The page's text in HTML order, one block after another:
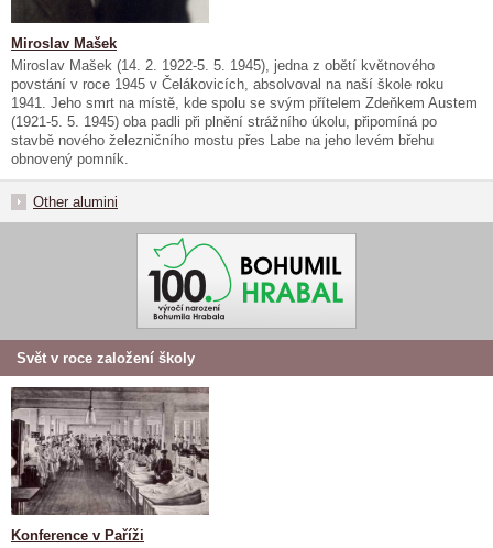
Miroslav Mašek
Miroslav Mašek (14. 2. 1922-5. 5. 1945), jedna z obětí květnového
povstání v roce 1945 v Čelákovicích, absolvoval na naší škole roku
1941. Jeho smrt na místě, kde spolu se svým přítelem Zdeňkem Austem
(1921-5. 5. 1945) oba padli při plnění strážního úkolu, připomíná po
stavbě nového železničního mostu přes Labe na jeho levém břehu
obnovený pomník.
Other alumini
Svět v roce založení školy
Konference v Paříži